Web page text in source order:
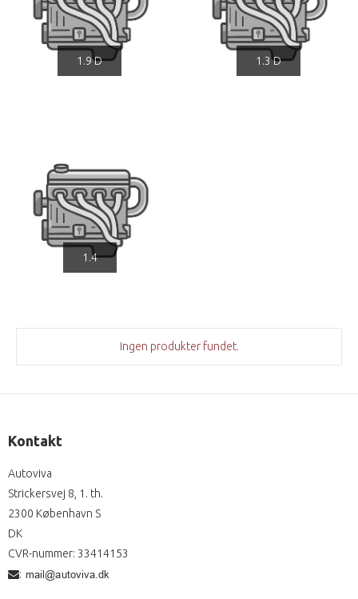
1.9 D 1.3 D
1.4
Ingen produkter fundet.
Kontakt
Autoviva
Strickersvej 8, 1. th.
2300 København S
DK
CVR-nummer: 33414153
: